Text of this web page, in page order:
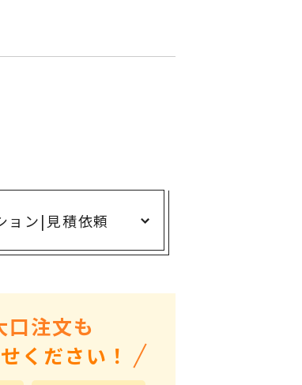
大会ノベルティ・記念品特集
ウンド･外国人観光客向け特集
・営業配布
卒業記念品
・公共団体向け
ョン| 見積依頼
注文も
ください！